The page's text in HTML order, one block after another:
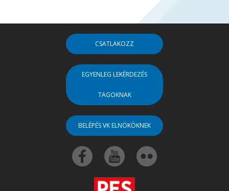
CSATLAKOZZ
EGYENLEG LEKÉRDEZÉS
TAGOKNAK
BELÉPÉS VK ELNÖKÖKNEK